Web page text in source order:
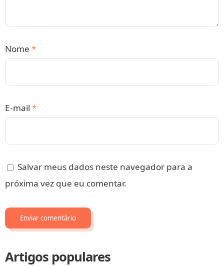
Nome *
E-mail *
Salvar meus dados neste navegador para a
próxima vez que eu comentar.
Artigos populares